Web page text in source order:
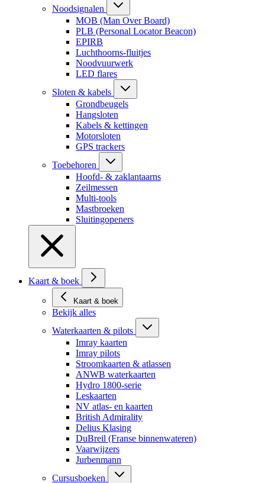
Noodsignalen
MOB (Man Over Board)
PLB (Personal Locator Beacon)
EPIRB
Luchthoorns-fluitjes
Noodvuurwerk
LED flares
Sloten & kabels
Grondbeugels
Hangsloten
Kabels & kettingen
Motorsloten
GPS trackers
Toebehoren
Hoofd- & zaklantaarns
Zeilmessen
Multi-tools
Mastbroeken
Sluitingopeners
Kaart & boek
Kaart & boek
Bekijk alles
Waterkaarten & pilots
Imray kaarten
Imray pilots
Stroomkaarten & atlassen
ANWB waterkaarten
Hydro 1800-serie
Leskaarten
NV atlas- en kaarten
British Admirality
Delius Klasing
DuBreil (Franse binnenwateren)
Vaarwijzers
Jurbenmann
Cursusboeken